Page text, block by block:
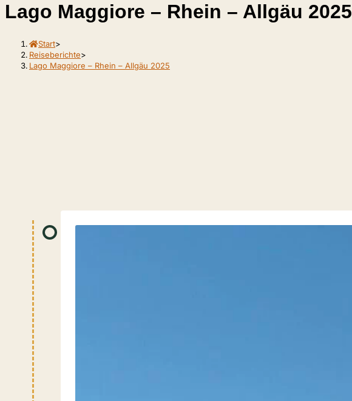
durchsuchen
Lago Maggiore – Rhein – Allgäu 2025
Start>
Reiseberichte>
Lago Maggiore – Rhein – Allgäu 2025